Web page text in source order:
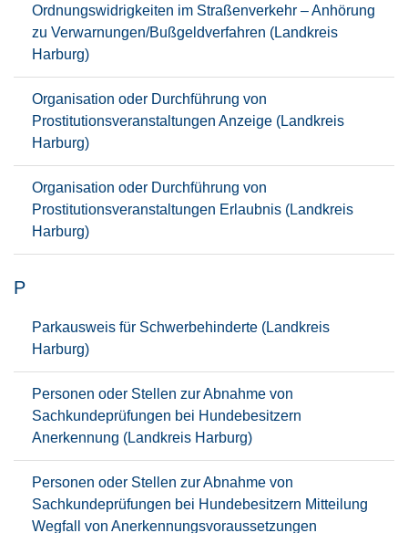
Ordnungswidrigkeiten im Straßenverkehr – Anhörung
zu Verwarnungen/Bußgeldverfahren (Landkreis
Harburg)
Organisation oder Durchführung von
Prostitutionsveranstaltungen Anzeige (Landkreis
Harburg)
Organisation oder Durchführung von
Prostitutionsveranstaltungen Erlaubnis (Landkreis
Harburg)
P
Parkausweis für Schwerbehinderte (Landkreis
Harburg)
Personen oder Stellen zur Abnahme von
Sachkundeprüfungen bei Hundebesitzern
Anerkennung (Landkreis Harburg)
Personen oder Stellen zur Abnahme von
Sachkundeprüfungen bei Hundebesitzern Mitteilung
Wegfall von Anerkennungsvoraussetzungen